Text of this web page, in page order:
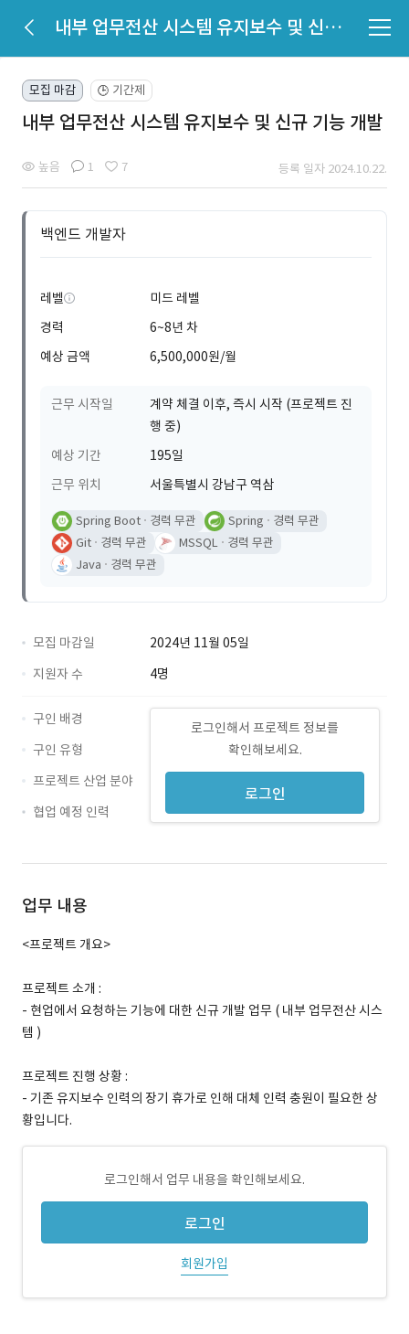
내부 업무전산 시스템 유지보수 및 신규 기능 개발
모집 마감 🕒 기간제
내부 업무전산 시스템 유지보수 및 신규 기능 개발
높음 1 7 등록 일자 2024.10.22.
백엔드 개발자
레벨
미드 레벨
경력
6~8년 차
예상 금액
6,500,000원/월
근무 시작일
계약 체결 이후, 즉시 시작 (프로젝트 진
행 중)
예상 기간
195일
근무 위치
서울특별시 강남구 역삼
Spring Boot 경력 무관 Spring
경력 무관
Git
경력 무관 MSSQL
경력 무관
Java
경력 무관
모집 마감일
2024년 11월 05일
지원자 수
4명
로그인해서 프로젝트 정보를
확인해보세요.
로그인
구인 배경
구인 유형
프로젝트 산업 분야
협업 예정 인력
업무 내용
<프로젝트 개요>
프로젝트 소개 :
- 현업에서 요청하는 기능에 대한 신규 개발 업무 ( 내부 업무전산 시스
템 )
프로젝트 진행 상황 :
- 기존 유지보수 인력의 장기 휴가로 인해 대체 인력 충원이 필요한 상
황입니다.
로그인해서 업무 내용을 확인해보세요.
로그인
회원가입